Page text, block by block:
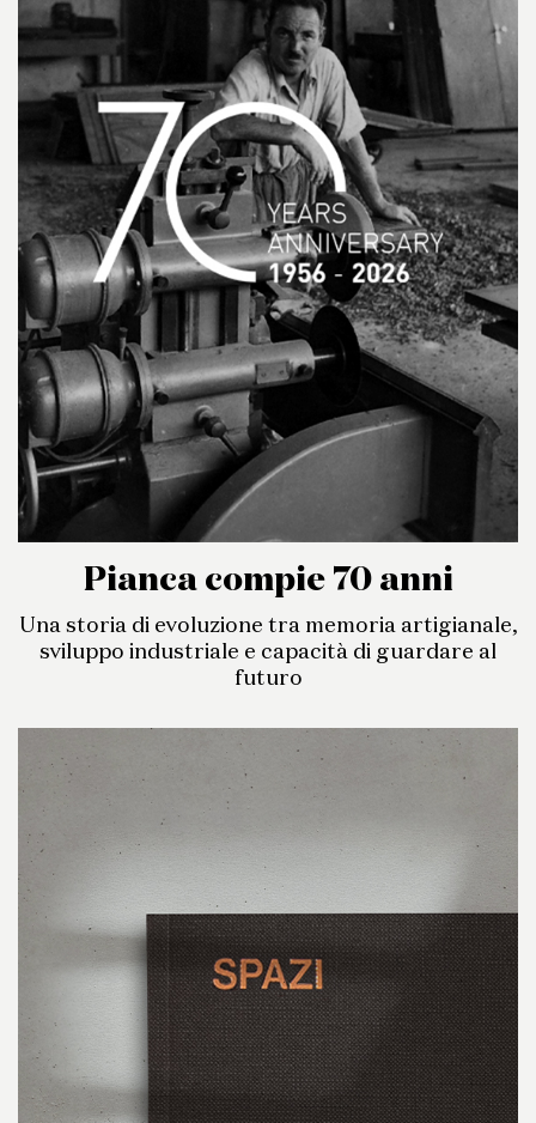
Pianca compie 70 anni
Una storia di evoluzione tra memoria artigianale,
sviluppo industriale e capacità di guardare al
futuro